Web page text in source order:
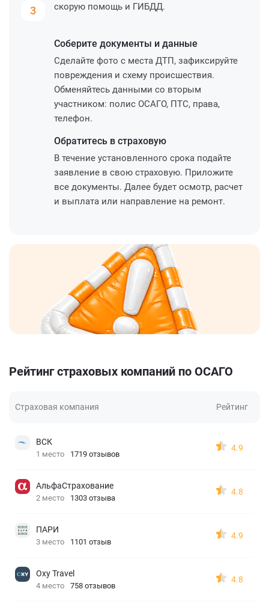
3
скорую помощь и ГИБДД.
Соберите документы и данные
Сделайте фото с места ДТП, зафиксируйте
повреждения и схему происшествия.
Обменяйтесь данными со вторым
участником: полис ОСАГО, ПТС, права,
телефон.
Обратитесь в страховую
В течение установленного срока подайте
заявление в свою страховую. Приложите
все документы. Далее будет осмотр, расчет
и выплата или направление на ремонт.
Рейтинг страховых компаний по ОСАГО
Страховая компания Рейтинг
ВСК
1 место 1719 отзывов
4.9
АльфаСтрахование
2 место 1303 отзыва
4.8
ПАРИ
3 место 1101 отзыв
4.9
Oxy Travel
4 место 758 отзывов
4.8